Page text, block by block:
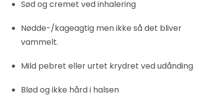
Sød og cremet ved inhalering
Nødde-/kageagtig men ikke så det bliver
vammelt.
Mild pebret eller urtet krydret ved udånding
Blød og ikke hård i halsen